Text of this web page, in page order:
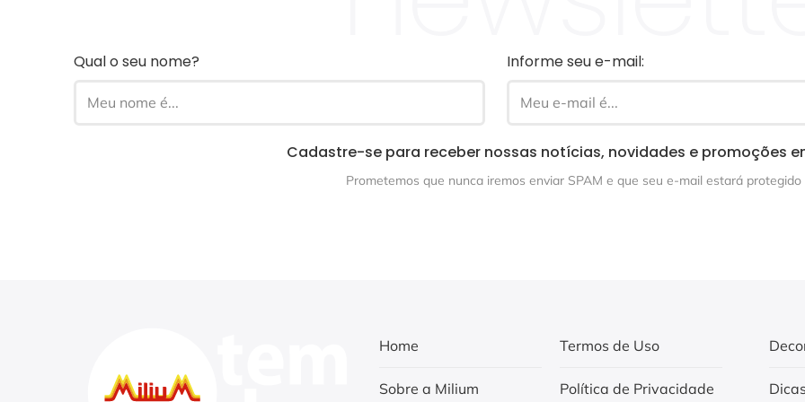
Qual o seu nome? Informe seu e-mail:
Cadastre-se para receber nossas notícias, novidades e promoções
Prometemos que nunca iremos enviar SPAM e que seu e-mail estará protegido
Home
Sobre a Milium
Termos de Uso
Política de Privacidade